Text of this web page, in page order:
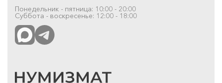
Понедельник - пятница: 10:00 - 20:00
Суббота - воскресенье: 12:00 - 18:00